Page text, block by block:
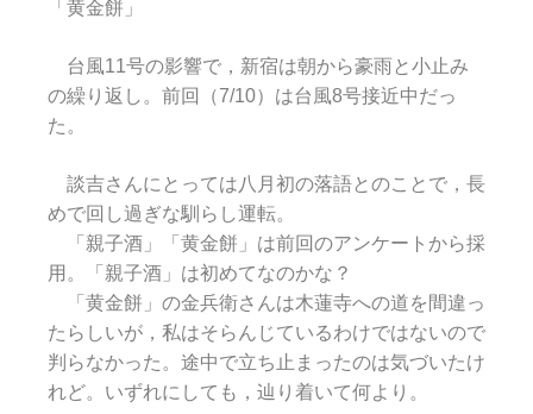
「黄金餅」
台風11号の影響で，新宿は朝から豪雨と小止み
の繰り返し。前回（7/10）は台風8号接近中だっ
た。
談吉さんにとっては八月初の落語とのことで，長
めで回し過ぎな馴らし運転。
「親子酒」「黄金餅」は前回のアンケートから採
用。「親子酒」は初めてなのかな？
「黄金餅」の金兵衛さんは木蓮寺への道を間違っ
たらしいが，私はそらんじているわけではないので
判らなかった。途中で立ち止まったのは気づいたけ
れど。いずれにしても，辿り着いて何より。